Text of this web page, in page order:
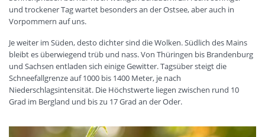
und trockener Tag wartet besonders an der Ostsee, aber auch in
Vorpommern auf uns.
Je weiter im Süden, desto dichter sind die Wolken. Südlich des Mains
bleibt es überwiegend trüb und nass. Von Thüringen bis Brandenburg
und Sachsen entladen sich einige Gewitter. Tagsüber steigt die
Schneefallgrenze auf 1000 bis 1400 Meter, je nach
Niederschlagsintensität. Die Höchstwerte liegen zwischen rund 10
Grad im Bergland und bis zu 17 Grad an der Oder.